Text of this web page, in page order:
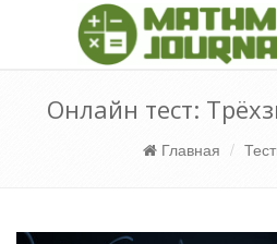
Онлайн тест:
Главная